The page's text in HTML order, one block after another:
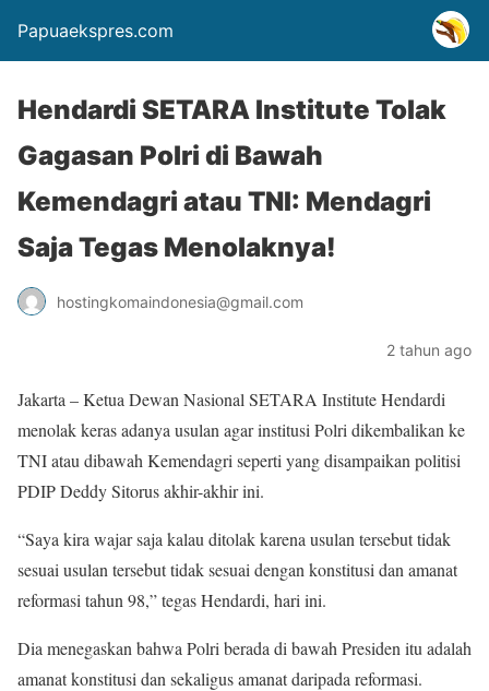
Papuaekspres.com
Hendardi SETARA Institute Tolak
Gagasan Polri di Bawah
Kemendagri atau TNI: Mendagri
Saja Tegas Menolaknya!
hostingkomaindonesia@gmail.com
2 tahun ago
Jakarta – Ketua Dewan Nasional SETARA Institute Hendardi
menolak keras adanya usulan agar institusi Polri dikembalikan ke
TNI atau dibawah Kemendagri seperti yang disampaikan politisi
PDIP Deddy Sitorus akhir-akhir ini.
“Saya kira wajar saja kalau ditolak karena usulan tersebut tidak
sesuai usulan tersebut tidak sesuai dengan konstitusi dan amanat
reformasi tahun 98,” tegas Hendardi, hari ini.
Dia menegaskan bahwa Polri berada di bawah Presiden itu adalah
amanat konstitusi dan sekaligus amanat daripada reformasi.